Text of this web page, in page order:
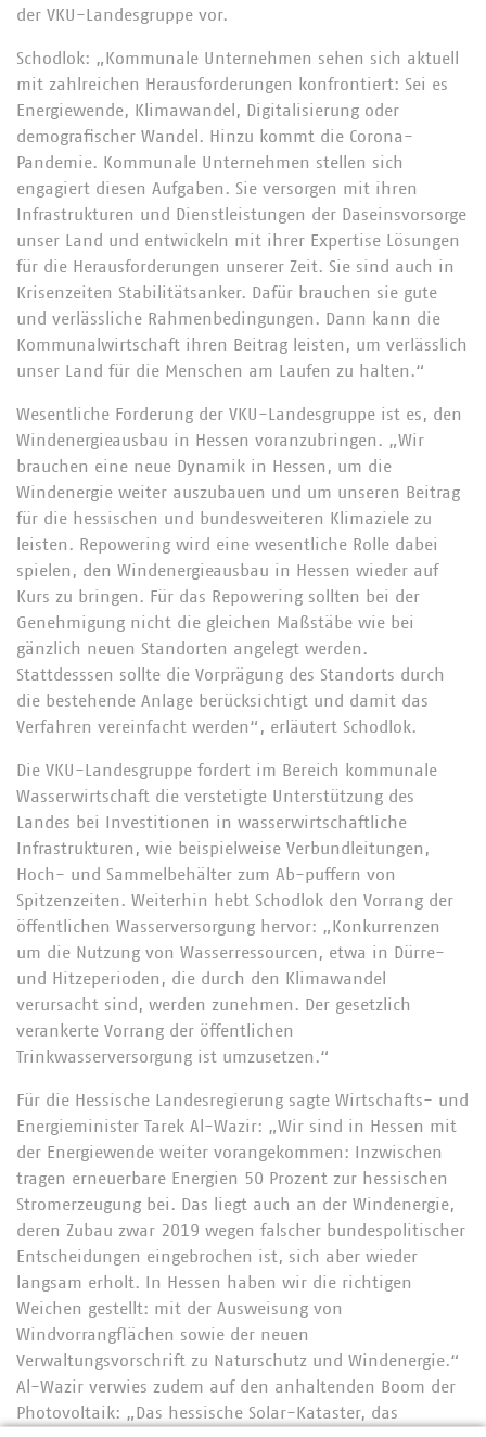
der VKU-Landesgruppe vor.
Schodlok: „Kommunale Unternehmen sehen sich aktuell
mit zahlreichen Herausforderungen konfrontiert: Sei es
Energiewende, Klimawandel, Digitalisierung oder
demografischer Wandel. Hinzu kommt die Corona-
Pandemie. Kommunale Unternehmen stellen sich
engagiert diesen Aufgaben. Sie versorgen mit ihren
Infrastrukturen und Dienstleistungen der Daseinsvorsorge
unser Land und entwickeln mit ihrer Expertise Lösungen
für die Herausforderungen unserer Zeit. Sie sind auch in
Krisenzeiten Stabilitätsanker. Dafür brauchen sie gute
und verlässliche Rahmenbedingungen. Dann kann die
Kommunalwirtschaft ihren Beitrag leisten, um verlässlich
unser Land für die Menschen am Laufen zu halten.“
Wesentliche Forderung der VKU-Landesgruppe ist es, den
Windenergieausbau in Hessen voranzubringen. „Wir
brauchen eine neue Dynamik in Hessen, um die
Windenergie weiter auszubauen und um unseren Beitrag
für die hessischen und bundesweiteren Klimaziele zu
leisten. Repowering wird eine wesentliche Rolle dabei
spielen, den Windenergieausbau in Hessen wieder auf
Kurs zu bringen. Für das Repowering sollten bei der
Genehmigung nicht die gleichen Maßstäbe wie bei
gänzlich neuen Standorten angelegt werden.
Stattdesssen sollte die Vorprägung des Standorts durch
die bestehende Anlage berücksichtigt und damit das
Verfahren vereinfacht werden“, erläutert Schodlok.
Die VKU-Landesgruppe fordert im Bereich kommunale
Wasserwirtschaft die verstetigte Unterstützung des
Landes bei Investitionen in wasserwirtschaftliche
Infrastrukturen, wie beispielweise Verbundleitungen,
Hoch- und Sammelbehälter zum Ab-puffern von
Spitzenzeiten. Weiterhin hebt Schodlok den Vorrang der
öffentlichen Wasserversorgung hervor: „Konkurrenzen
um die Nutzung von Wasserressourcen, etwa in Dürre-
und Hitzeperioden, die durch den Klimawandel
verursacht sind, werden zunehmen. Der gesetzlich
verankerte Vorrang der öffentlichen
Trinkwasserversorgung ist umzusetzen.“
Für die Hessische Landesregierung sagte Wirtschafts- und
Energieminister Tarek Al-Wazir: „Wir sind in Hessen mit
der Energiewende weiter vorangekommen: Inzwischen
tragen erneuerbare Energien 50 Prozent zur hessischen
Stromerzeugung bei. Das liegt auch an der Windenergie,
deren Zubau zwar 2019 wegen falscher bundespolitischer
Entscheidungen eingebrochen ist, sich aber wieder
langsam erholt. In Hessen haben wir die richtigen
Weichen gestellt: mit der Ausweisung von
Windvorrangflächen sowie der neuen
Verwaltungsvorschrift zu Naturschutz und Windenergie.“
Al-Wazir verwies zudem auf den anhaltenden Boom der
Photovoltaik: „Das hessische Solar-Kataster, das